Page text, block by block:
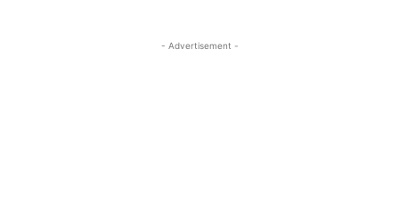
- Advertisement -